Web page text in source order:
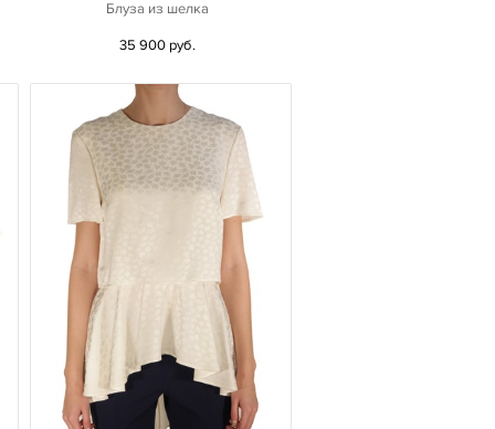
Блуза из шелка
35 900 руб.